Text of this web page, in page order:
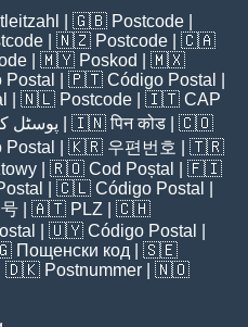
| 🇬🇧 Postcode
| 🇳🇿 Postcode | 🇨🇦
| 🇲🇾 Poskod
| 🇲🇽
| 🇵🇹 Código Postal
| 🇳🇱 Postcode | 🇮🇹 CAP
پوسٹل | 🇮🇳पिन कोड | 🇨🇴
| 🇰🇷 우편번호
| 🇹🇷
| 🇷🇴 Cod Poștal
| 🇫🇮
| 🇨🇱 Código Postal
| 🇦🇹 PLZ | 🇨🇭
| 🇺🇾 Código Postal
Пощенски код | 🇸🇪
| 🇩🇰 Postnummer | 🇳🇴